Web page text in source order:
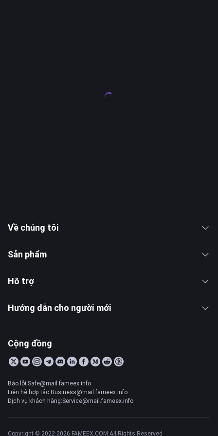
Về chúng tôi
Sản phẩm
Hỗ trợ
Hướng dẫn cho người mới
Cộng đồng
Báo lỗi:Safe@mail.fameex.info
Liên hệ hợp tác:Business@mail.fameex.info
Dịch vụ khách hàng:Service@mail.fameex.info
Copyright © 2022-2026 FAMEEX.COM All Rights Reserved